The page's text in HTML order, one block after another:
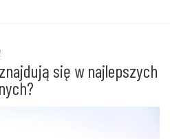
się w najlepszych